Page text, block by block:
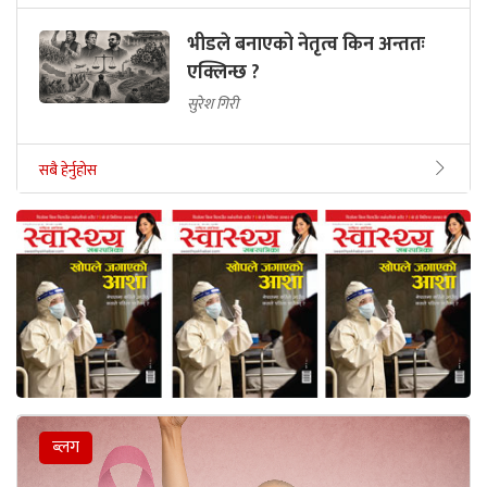
भीडले बनाएको नेतृत्व किन अन्ततः
एक्लिन्छ ?
सुरेश गिरी
सबै हेर्नुहोस
ब्लग